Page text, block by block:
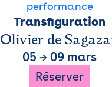
performance
Transfiguration
Olivier de
05 → 09 mars
Réserver